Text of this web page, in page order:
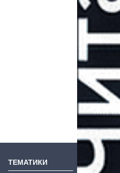
ТЕМАТИКИ